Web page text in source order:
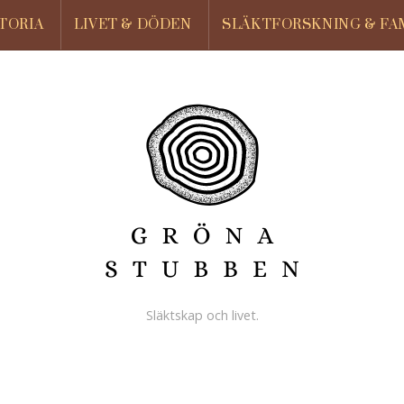
Släktskap och livet.
LIVET & DÖDEN SLÄKTFORSKNING &